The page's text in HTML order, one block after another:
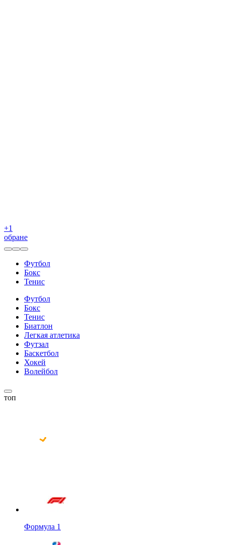
+1
обране
Футбол
Бокс
Тенис
Футбол
Бокс
Тенис
Биатлон
Легкая атлетика
Футзал
Баскетбол
Хокей
Волейбол
топ
Формула 1